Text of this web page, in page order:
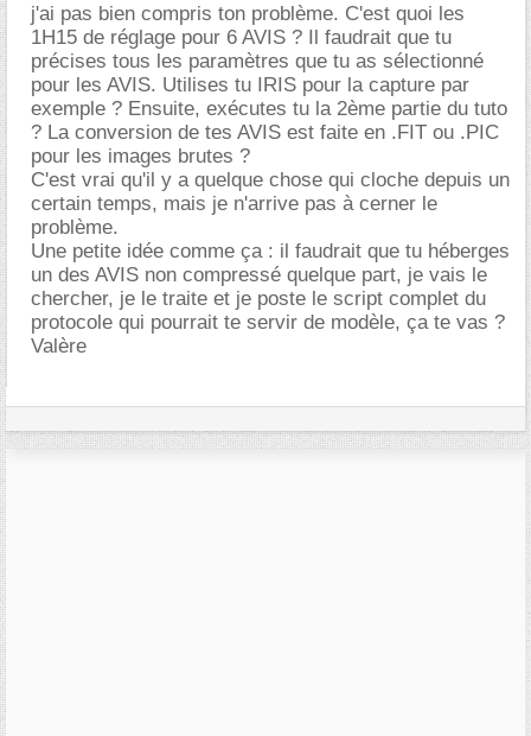
j'ai pas bien compris ton problème. C'est quoi les
1H15 de réglage pour 6 AVIS ? Il faudrait que tu
précises tous les paramètres que tu as sélectionné
pour les AVIS. Utilises tu IRIS pour la capture par
exemple ? Ensuite, exécutes tu la 2ème partie du tuto
? La conversion de tes AVIS est faite en .FIT ou .PIC
pour les images brutes ?
C'est vrai qu'il y a quelque chose qui cloche depuis un
certain temps, mais je n'arrive pas à cerner le
problème.
Une petite idée comme ça : il faudrait que tu héberges
un des AVIS non compressé quelque part, je vais le
chercher, je le traite et je poste le script complet du
protocole qui pourrait te servir de modèle, ça te vas ?
Valère